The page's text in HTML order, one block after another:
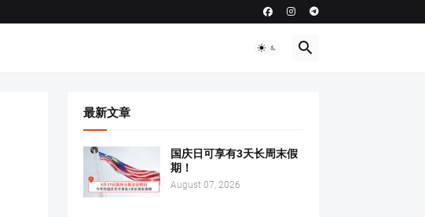
最新文章
国庆日可享有3天长周末假
期！
August 07, 2026